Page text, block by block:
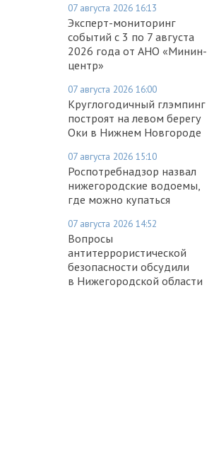
07 августа 2026 16:13
Эксперт-мониторинг
событий с 3 по 7 августа
2026 года от АНО «Минин-
центр»
07 августа 2026 16:00
Круглогодичный глэмпинг
построят на левом берегу
Оки в Нижнем Новгороде
07 августа 2026 15:10
Роспотребнадзор назвал
нижегородские водоемы,
где можно купаться
07 августа 2026 14:52
Вопросы
антитеррористической
безопасности обсудили
в Нижегородской области